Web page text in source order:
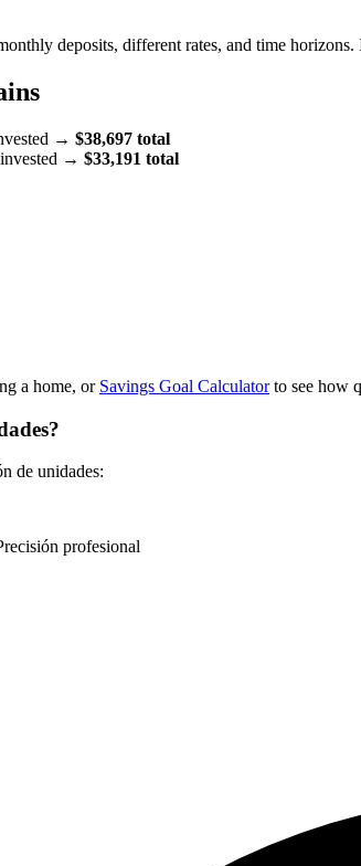
deposits, different rates, and time horizons.
→ $38,697 total
→ $33,191 total
a home, or Savings Goal Calculator to see how
de unidades:
profesional